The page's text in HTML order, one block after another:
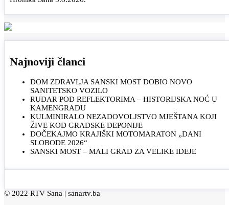
Najnoviji članci
DOM ZDRAVLJA SANSKI MOST DOBIO NOVO
SANITETSKO VOZILO
RUDAR POD REFLEKTORIMA – HISTORIJSKA NOĆ U
KAMENGRADU
KULMINIRALO NEZADOVOLJSTVO MJEŠTANA KOJI
ŽIVE KOD GRADSKE DEPONIJE
DOČEKAJMO KRAJIŠKI MOTOMARATON „DANI
SLOBODE 2026“
SANSKI MOST – MALI GRAD ZA VELIKE IDEJE
© 2022 RTV Sana | sanartv.ba